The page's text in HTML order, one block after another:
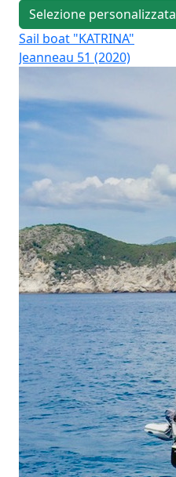
Selezione personalizzata
Sail boat "KATRINA"
Jeanneau 51 (2020)